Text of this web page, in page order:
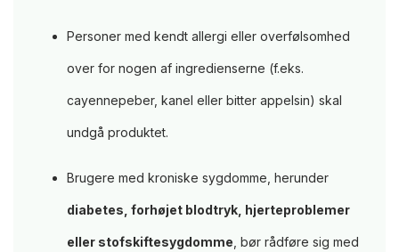
Personer med kendt allergi eller overfølsomhed
over for nogen af ingredienserne (f.eks.
cayennepeber, kanel eller bitter appelsin) skal
undgå produktet.
Brugere med kroniske sygdomme, herunder
diabetes, forhøjet blodtryk, hjerteproblemer
eller stofskiftesygdomme , bør rådføre sig med